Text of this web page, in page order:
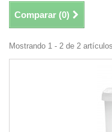
Comparar (0)
Mostrando 1 - 2 de 2 artículos